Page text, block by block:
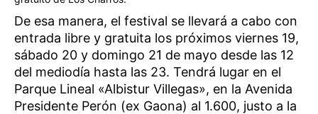
De esa manera, el festival se llevará a cabo con
entrada libre y gratuita los próximos viernes 19,
sábado 20 y domingo 21 de mayo desde las 12
del mediodía hasta las 23. Tendrá lugar en el
Parque Lineal «Albistur Villegas», en la Avenida
Presidente Perón (ex Gaona) al 1.600, justo a la